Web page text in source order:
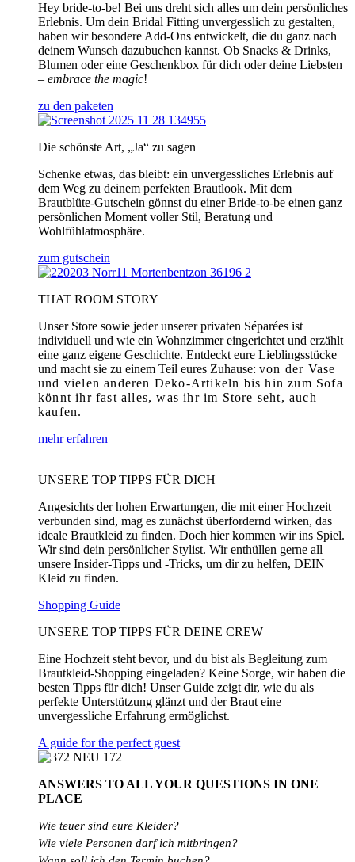
Hey bride-to-be! Bei uns dreht sich alles um dein persönliches
Erlebnis. Um dein Bridal Fitting unvergesslich zu gestalten,
haben wir besondere Add-Ons entwickelt, die du ganz nach
deinem Wunsch dazubuchen kannst. Ob Snacks & Drinks,
Blumen oder eine Geschenkbox für dich oder deine Liebsten
– embrace the magic!
zu den paketen
Die schönste Art, „Ja“ zu sagen
Schenke etwas, das bleibt: ein unvergessliches Erlebnis auf
dem Weg zu deinem perfekten Brautlook. Mit dem
Brautblüte-Gutschein gönnst du einer Bride-to-be einen ganz
persönlichen Moment voller Stil, Beratung und
Wohlfühlatmosphäre.
zum gutschein
THAT ROOM STORY
Unser Store sowie jeder unserer privaten Séparées ist
individuell und wie ein Wohnzimmer eingerichtet und erzählt
eine ganz eigene Geschichte. Entdeckt eure Lieblingsstücke
und macht sie zu einem Teil eures Zuhause: von der Vase
und vielen anderen Deko-Artikeln bis hin zum Sofa
könnt ihr fast alles, was ihr im Store seht, auch
kaufen.
mehr erfahren
UNSERE TOP TIPPS FÜR DICH
Angesichts der hohen Erwartungen, die mit einer Hochzeit
verbunden sind, mag es zunächst überfordernd wirken, das
ideale Brautkleid zu finden. Doch hier kommen wir ins Spiel.
Wir sind dein persönlicher Stylist. Wir enthüllen gerne all
unsere Insider-Tipps und -Tricks, um dir zu helfen, DEIN
Kleid zu finden.
Shopping Guide
UNSERE TOP TIPPS FÜR DEINE CREW
Eine Hochzeit steht bevor, und du bist als Begleitung zum
Brautkleid-Shopping eingeladen? Keine Sorge, wir haben die
besten Tipps für dich! Unser Guide zeigt dir, wie du als
perfekte Unterstützung glänzt und der Braut eine
unvergessliche Erfahrung ermöglichst.
A guide for the perfect guest
ANSWERS TO ALLYOUR QUESTIONS IN ONE
PLACE
Wie teuer sind eure Kleider?
Wie viele Personen darf ich mitbringen?